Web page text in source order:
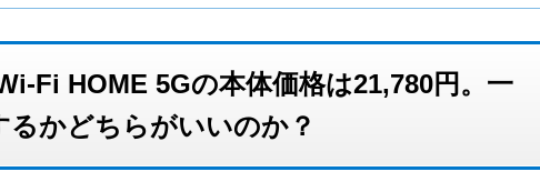
Fi HOME 5Gの本体価格は21,780円。一
かどちらがいいのか？